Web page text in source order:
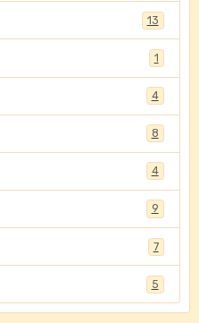
13
1
4
8
4
9
7
5